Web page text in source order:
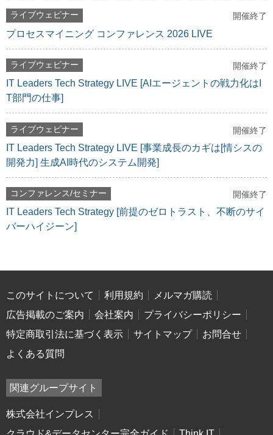
ライブウェビナー 開催終了
プロセスマイニング コンファレンス 2026 LIVE
ライブウェビナー 開催終了
IT Leaders Tech Strategy LIVE [AIエージェントの戦力化はI
T部門の仕事]
ライブウェビナー 開催終了
IT Leaders Tech Strategy LIVE [事業成長のカギは[情シスの
開発力] 生成AI時代のシステム開発]
コンファレンス/セミナー 開催終了
IT Leaders Tech Strategy [前提のゼロトラスト、不断のサイ
バーハイジーン]
このサイトについて 利用規約
メルマガ購読
広告掲載のご案内
会社案内
プライバシーポリシー
特定商取引法に基づく表示
サイトマップ
お問合せ
よくある質問
関連グループサイト
株式会社インプレス